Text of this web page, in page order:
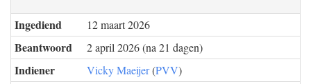
Ingediend 12 maart 2026
Beantwoord 2 april 2026 (na 21 dagen)
Indiener Vicky Maeijer(PVV)